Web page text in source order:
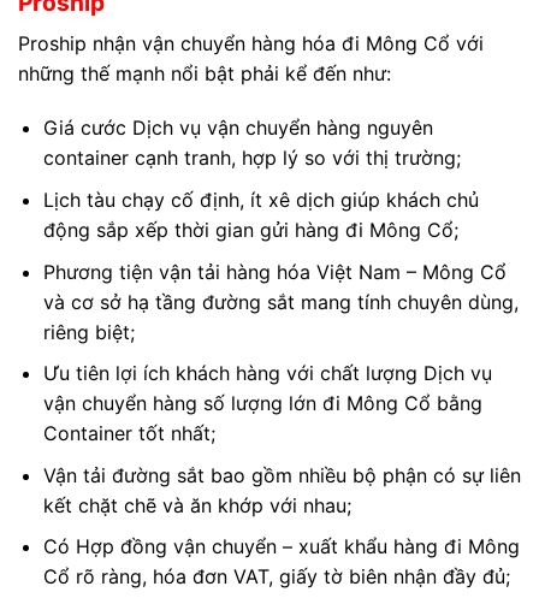
Proship nhận vận chuyển hàng hóa đi Mông Cổ với
những thế mạnh nổi bật phải kể đến như:
Giá cước Dịch vụ vận chuyển hàng nguyên
container cạnh tranh, hợp lý so với thị trường;
Lịch tàu chạy cố định, ít xê dịch giúp khách chủ
động sắp xếp thời gian gửi hàng đi Mông Cổ;
Phương tiện vận tải hàng hóa Việt Nam – Mông Cổ
và cơ sở hạ tầng đường sắt mang tính chuyên dùng,
riêng biệt;
Ưu tiên lợi ích khách hàng với chất lượng Dịch vụ
vận chuyển hàng số lượng lớn đi Mông Cổ bằng
Container tốt nhất;
Vận tải đường sắt bao gồm nhiều bộ phận có sự liên
kết chặt chẽ và ăn khớp với nhau;
Có Hợp đồng vận chuyển – xuất khẩu hàng đi Mông
Cổ rõ ràng, hóa đơn VAT, giấy tờ biên nhận đầy đủ;